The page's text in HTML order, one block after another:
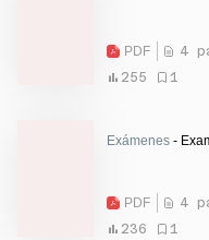
PDF
4
255
1
Exámenes -
PDF
4
236
1